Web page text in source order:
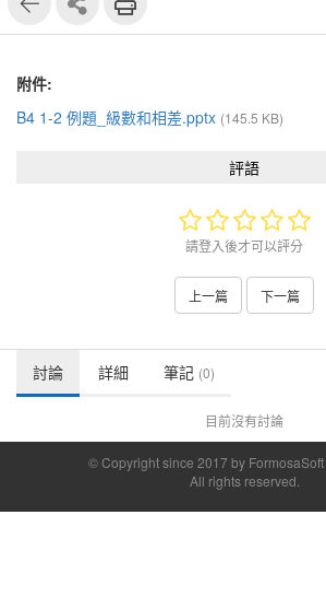
附件:
B4 1-2 例題_級數和相差.pptx (145.5 KB)
評語
請登入後才可以評分
上一篇 下一篇
討論 詳細 筆記 (0)
目前沒有討論
© Copyright since 2017 by FormosaSoft
All rights reserved.